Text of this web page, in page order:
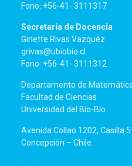
Fono: +56-41- 3111317
Secretaría de Docencia
Ginette Rivas Vazquéz
grivas@ubiobio.cl
Fono: +56-41- 3111312
Departamento de
Facultad de Ciencias
Universidad del Bío-Bío
Avenida Collao 1202, Casilla
Concepción – Chile.